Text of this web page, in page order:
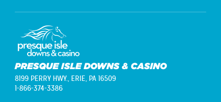
PRESQUE ISLE DOWNS & CASINO
8199 PERRY HWY., ERIE, PA 16509
1-866-374-3386